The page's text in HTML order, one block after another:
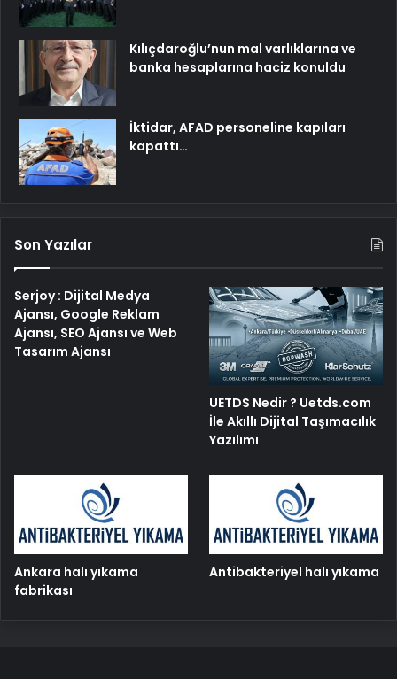
Kılıçdaroğlu’nun mal varlıklarına ve
banka hesaplarına haciz konuldu
İktidar, AFAD personeline kapıları
kapattı…
Son Yazılar
Serjoy : Dijital Medya
Ajansı, Google Reklam
Ajansı, SEO Ajansı ve Web
Tasarım Ajansı
UETDS Nedir ? Uetds.com
İle Akıllı Dijital Taşımacılık
Yazılımı
Ankara halı yıkama
fabrikası
Antibakteriyel halı yıkama